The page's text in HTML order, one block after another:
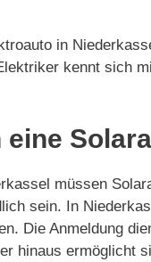
in
kennt sich
eine
müssen
sein. In
Die Anmeldung
hinaus ermöglicht